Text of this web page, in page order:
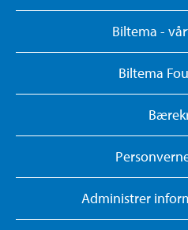
Biltema -
Biltema
Administrer